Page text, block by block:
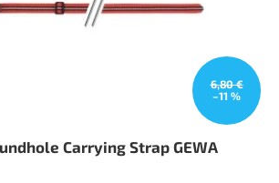
6,80 €
–11 %
Carrying Strap GEWA